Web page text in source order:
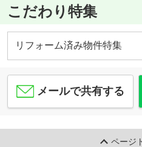
こだわり特集
リフォーム済み物件特集
メールで共有する
ページ